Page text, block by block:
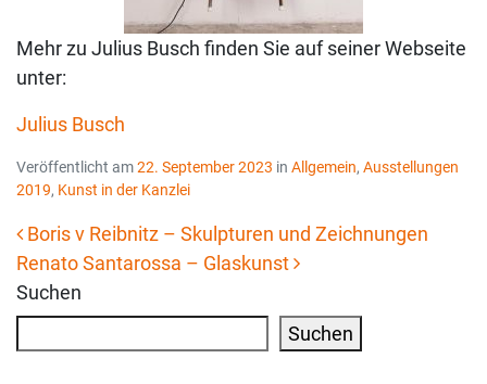
Mehr zu Julius Busch finden Sie auf seiner Webseite
unter:
Julius Busch
Veröffentlicht am22. September 2023 in Allgemein, Ausstellungen
2019, Kunst in der Kanzlei
Beitrags-Navigation
Boris v Reibnitz – Skulpturen und Zeichnungen
Renato Santarossa – Glaskunst
Suchen
Suchen